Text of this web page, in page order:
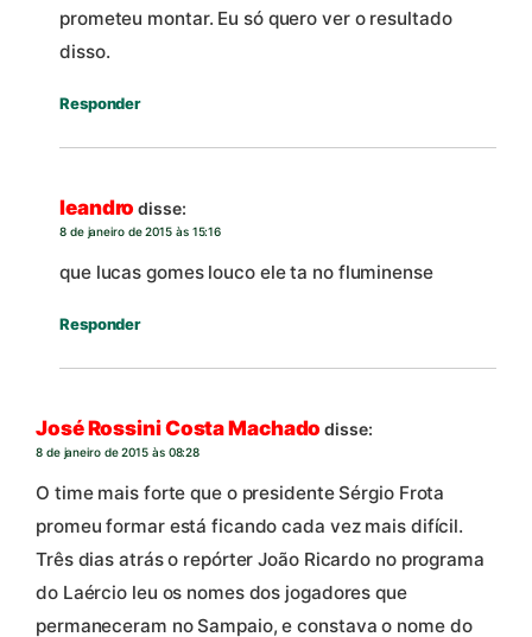
prometeu montar. Eu só quero ver o resultado
disso.
Responder
leandro disse:
8 de janeiro de 2015 às 15:16
que lucas gomes louco ele ta no fluminense
Responder
José Rossini Costa Machado disse:
8 de janeiro de 2015 às 08:28
O time mais forte que o presidente Sérgio Frota
promeu formar está ficando cada vez mais difícil.
Três dias atrás o repórter João Ricardo no programa
do Laércio leu os nomes dos jogadores que
permaneceram no Sampaio, e constava o nome do